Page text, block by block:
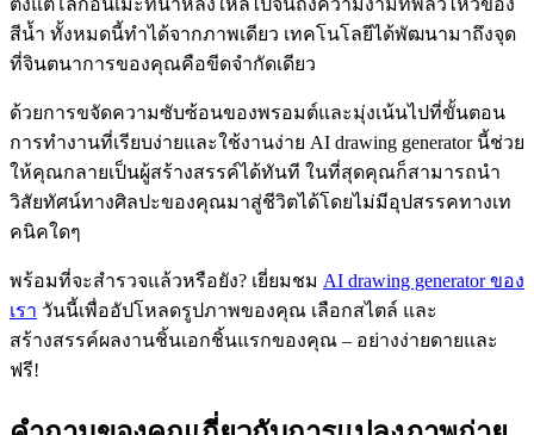
ตั้งแต่โลกอนิเมะที่น่าหลงใหลไปจนถึงความงามที่พลิ้วไหวของ
สีน้ำ ทั้งหมดนี้ทำได้จากภาพเดียว เทคโนโลยีได้พัฒนามาถึงจุด
ที่จินตนาการของคุณคือขีดจำกัดเดียว
ด้วยการขจัดความซับซ้อนของพรอมต์และมุ่งเน้นไปที่ขั้นตอน
การทำงานที่เรียบง่ายและใช้งานง่าย AI drawing generator นี้ช่วย
ให้คุณกลายเป็นผู้สร้างสรรค์ได้ทันที ในที่สุดคุณก็สามารถนำ
วิสัยทัศน์ทางศิลปะของคุณมาสู่ชีวิตได้โดยไม่มีอุปสรรคทางเท
คนิคใดๆ
พร้อมที่จะสำรวจแล้วหรือยัง? เยี่ยมชม AI drawing generator ของ
เรา วันนี้เพื่ออัปโหลดรูปภาพของคุณ เลือกสไตล์ และ
สร้างสรรค์ผลงานชิ้นเอกชิ้นแรกของคุณ – อย่างง่ายดายและ
ฟรี!